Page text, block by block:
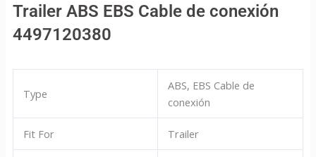
Trailer ABS EBS Cable de conexión
4497120380
Type
ABS, EBS Cable de
conexión
Fit For Trailer